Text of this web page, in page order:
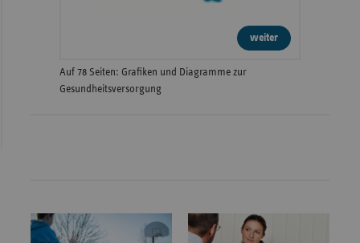
weiter
Auf 78 Seiten: Grafiken und Diagramme zur
Gesundheitsversorgung